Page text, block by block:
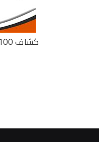
كشاف 100 وات لاعمدة الانارة